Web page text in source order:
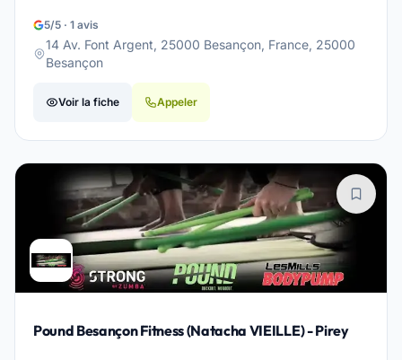
5/5 · 1 avis
14 Av. Font Argent, 25000 Besançon, France, 25000
Besançon
Voir la fiche Appeler
Pound Besançon Fitness (Natacha VIEILLE) - Pirey